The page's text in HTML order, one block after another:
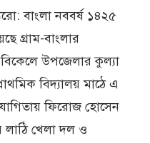
বাংলা নববর্ষ ১৪২৫
গ্রাম-বাংলার
বিকেলে উপজেলার কুল্যা
বিদ্যালয় মাঠে এ
ফিরোজ হোসেন
লাঠি খেলা দল ও